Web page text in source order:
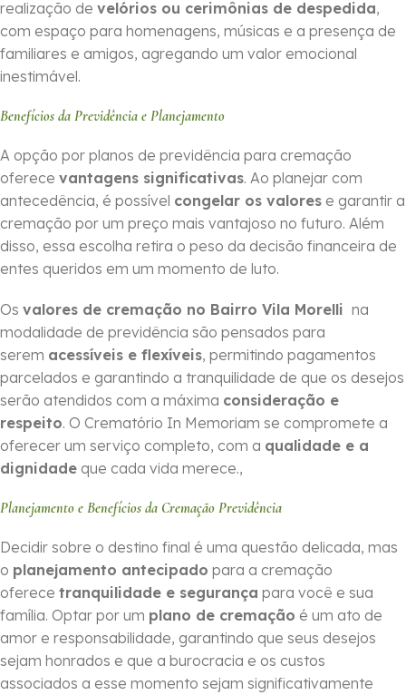
realização de velórios ou cerimônias de despedida,
com espaço para homenagens, músicas e a presença de
familiares e amigos, agregando um valor emocional
inestimável.
Benefícios da Previdência e Planejamento
A opção por planos de previdência para cremação
oferece vantagens significativas. Ao planejar com
antecedência, é possível congelar os valores e garantir a
cremação por um preço mais vantajoso no futuro. Além
disso, essa escolha retira o peso da decisão financeira de
entes queridos em um momento de luto.
Os valores de cremação no Bairro Vila Morelli na
modalidade de previdência são pensados para
serem acessíveis e flexíveis, permitindo pagamentos
parcelados e garantindo a tranquilidade de que os desejos
serão atendidos com a máxima consideração e
respeito. O Crematório In Memoriam se compromete a
oferecer um serviço completo, com a qualidade e a
dignidade que cada vida merece.,
Planejamento e Benefícios da Cremação Previdência
Decidir sobre o destino final é uma questão delicada, mas
o planejamento antecipado para a cremação
oferece tranquilidade e segurança para você e sua
família. Optar por um plano de cremação é um ato de
amor e responsabilidade, garantindo que seus desejos
sejam honrados e que a burocracia e os custos
associados a esse momento sejam significativamente